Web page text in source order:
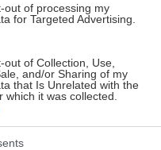
out of processing my
for Targeted Advertising.
out of Collection, Use,
and/or Sharing of my
that Is Unrelated with the
which it was collected.